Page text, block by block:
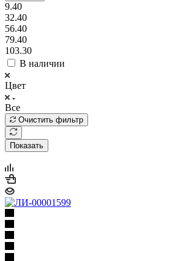
9.40
32.40
56.40
79.40
103.30
В наличии
Цвет
Все
Очистить фильтр
Показать